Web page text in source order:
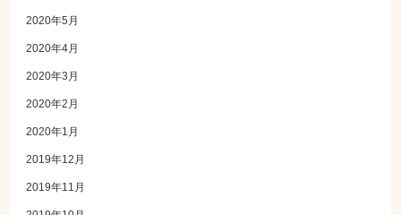
2020年5月
2020年4月
2020年3月
2020年2月
2020年1月
2019年12月
2019年11月